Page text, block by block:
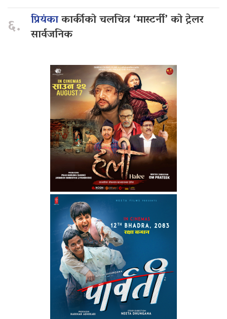
६. प्रियंकाकार्कीको चलचित्र ‘मास्टर्नी’ को ट्रेलर
सार्वजनिक